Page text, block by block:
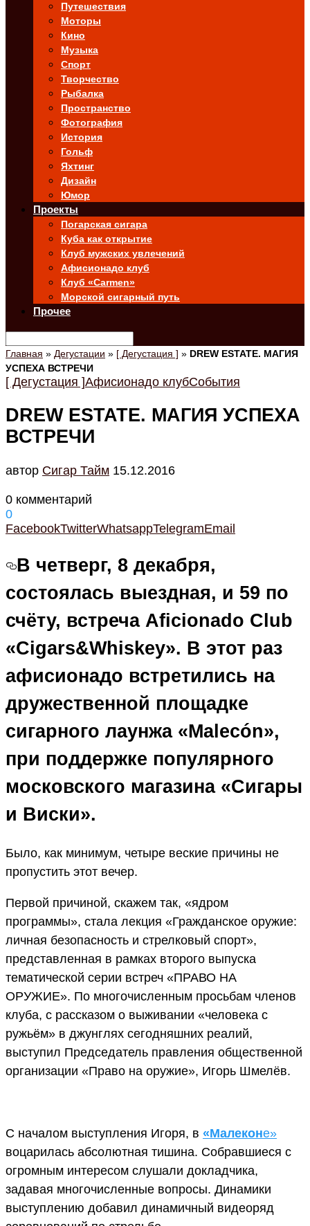
Путешествия
Моторы
Кино
Музыка
Спорт
Творчество
Рыбалка
Пространство
Фотография
История
Гольф
Яхтинг
Дизайн
Юмор
Проекты
Погарская сигара
Куба как открытие
Клуб мужских увлечений
Афисионадо клуб
Клуб «Carmen»
Морской сигарный путь
Прочее
Главная » Дегустации » [ Дегустация ] » DREW ESTATE. МАГИЯ
УСПЕХА ВСТРЕЧИ
[ Дегустация ]Афисионадо клубСобытия
DREW ESTATE. МАГИЯ УСПЕХА
ВСТРЕЧИ
автор Cигар Тайм 15.12.2016
0 комментарий
0
FacebookTwitterWhatsappTelegramEmail
В четверг, 8 декабря,
состоялась выездная, и 59 по
счёту, встреча Aficionado Club
«Cigars&Whiskey». В этот раз
афисионадо встретились на
дружественной площадке
сигарного лаунжа «Malecón»,
при поддержке популярного
московского магазина «Сигары
и Виски».
Было, как минимум, четыре веские причины не
пропустить этот вечер.
Первой причиной, скажем так, «ядром
программы», стала лекция «Гражданское оружие:
личная безопасность и стрелковый спорт»,
представленная в рамках второго выпуска
тематической серии встреч «ПРАВО НА
ОРУЖИЕ». По многочисленным просьбам членов
клуба, с рассказом о выживании «человека с
ружьём» в джунглях сегодняшних реалий,
выступил Председатель правления общественной
организации «Право на оружие», Игорь Шмелёв.
С началом выступления Игоря, в «Малеконе»
воцарилась абсолютная тишина. Собравшиеся с
огромным интересом слушали докладчика,
задавая многочисленные вопросы. Динамики
выступлению добавил динамичный видеоряд